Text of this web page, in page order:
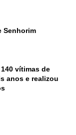
Senhorim
vítimas de
anos e realizou